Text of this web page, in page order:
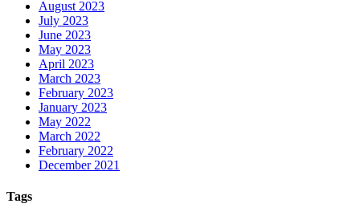
August 2023
July 2023
June 2023
May 2023
April 2023
March 2023
February 2023
January 2023
May 2022
March 2022
February 2022
December 2021
Tags